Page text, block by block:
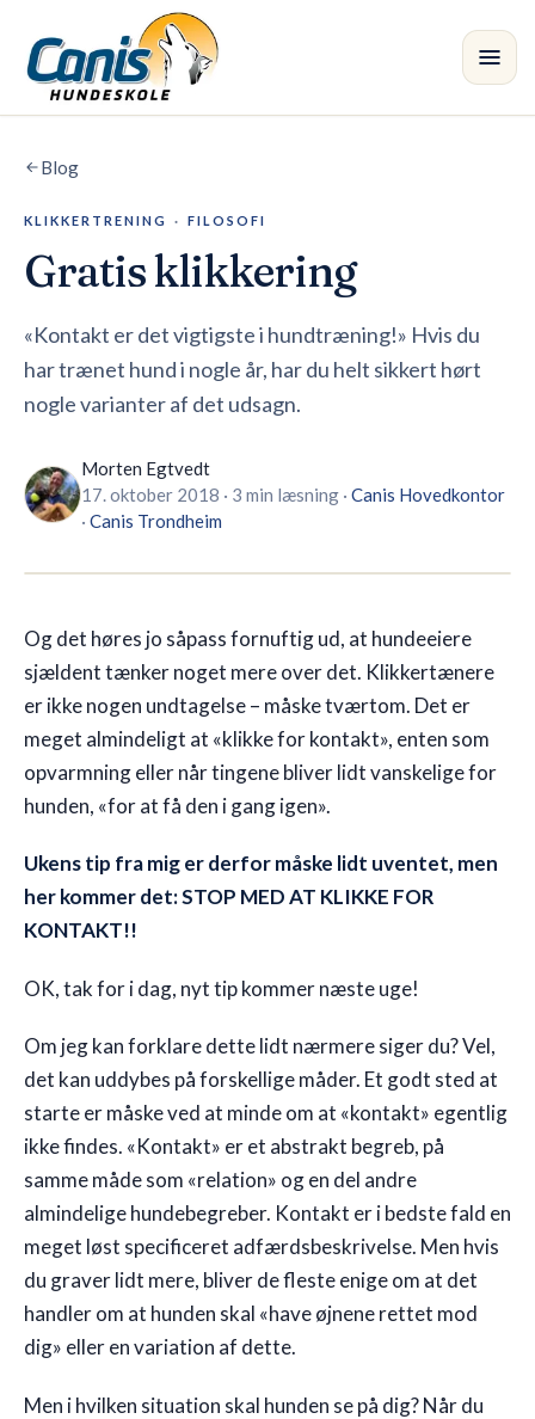
Spring til hovedindholdet
Kursus
Butik
Blog
Blog
KLIKKERTRENING · FILOSOFI
Gratis klikkering
«Kontakt er det vigtigste i hundtræning!» Hvis du
har trænet hund i nogle år, har du helt sikkert hørt
nogle varianter af det udsagn.
Morten Egtvedt
17. oktober 2018 · 3 min læsning · Canis Hovedkontor
· Canis Trondheim
Og det høres jo såpass fornuftig ud, at hundeeiere
sjældent tænker noget mere over det. Klikkertænere
er ikke nogen undtagelse – måske tværtom. Det er
meget almindeligt at «klikke for kontakt», enten som
opvarmning eller når tingene bliver lidt vanskelige for
hunden, «for at få den i gang igen».
Ukens tip fra mig er derfor måske lidt uventet, men
her kommer det: STOP MED AT KLIKKE FOR
KONTAKT!!
OK, tak for i dag, nyt tip kommer næste uge!
Om jeg kan forklare dette lidt nærmere siger du? Vel,
det kan uddybes på forskellige måder. Et godt sted at
starte er måske ved at minde om at «kontakt» egentlig
ikke findes. «Kontakt» er et abstrakt begreb, på
samme måde som «relation» og en del andre
almindelige hundebegreber. Kontakt er i bedste fald en
meget løst specificeret adfærdsbeskrivelse. Men hvis
du graver lidt mere, bliver de fleste enige om at det
handler om at hunden skal «have øjnene rettet mod
dig» eller en variation af dette.
Men i hvilken situation skal hunden se på dig? Når du